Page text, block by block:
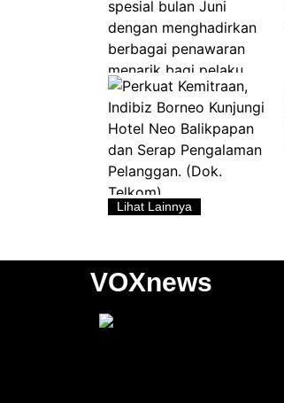
Lihat Lainnya
VOXnews